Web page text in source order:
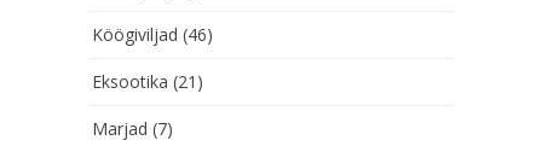
Köögiviljad (46)
Eksootika (21)
Marjad (7)